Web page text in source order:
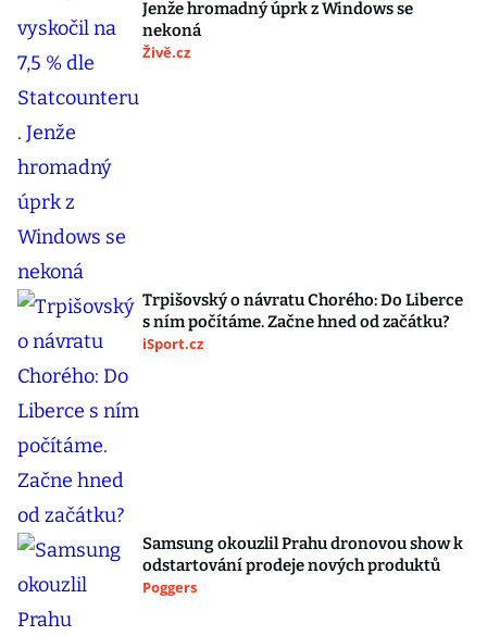
Jenže hromadný úprk z Windows se
nekoná
Živě.cz
Trpišovský o návratu Chorého: Do Liberce
s ním počítáme. Začne hned od začátku?
iSport.cz
Samsung okouzlil Prahu dronovou show k
odstartování prodeje nových produktů
Poggers